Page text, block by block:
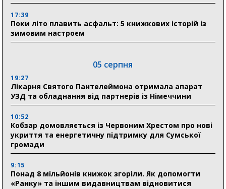
17:39
Поки літо плавить асфальт: 5 книжкових історій із
зимовим настроєм
05 серпня
19:27
Лікарня Святого Пантелеймона отримала апарат
УЗД та обладнання від партнерів із Німеччини
10:52
Кобзар домовляється із Червоним Хрестом про нові
укриття та енергетичну підтримку для Сумської
громади
9:15
Понад 8 мільйонів книжок згоріли. Як допомогти
«Ранку» та іншим видавництвам відновитися